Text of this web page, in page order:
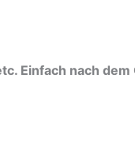
Einfach nach